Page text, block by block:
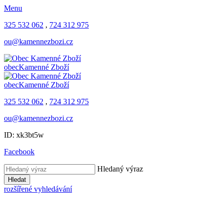
Menu
325 532 062 , 724 312 975
ou@kamennezbozi.cz
obecKamenné Zboží
obecKamenné Zboží
325 532 062 , 724 312 975
ou@kamennezbozi.cz
ID: xk3bt5w
Facebook
Hledaný výraz
Hledat
rozšířené vyhledávání